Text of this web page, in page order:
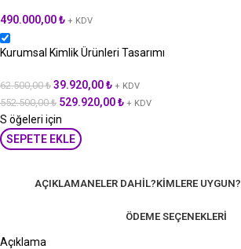
490.000,00₺ + KDV
Kurumsal Kimlik Ürünleri Tasarımı
62.500,00₺ 39.920,00₺ + KDV
552.500,00₺ 529.920,00₺ + KDV
S öğeleri için
SEPETE EKLE
AÇIKLAMANELER DAHIL?KIMLERE UYGUN?
ÖDEME SEÇENEKLERI
Açıklama